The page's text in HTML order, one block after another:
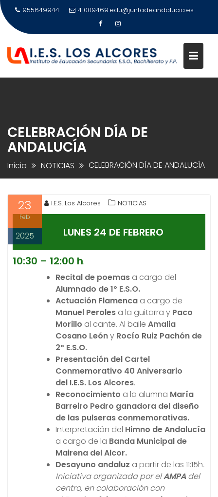
Saltar
al
contenido
955649944 41009469.edu@juntadeandalucia.es
CELEBRACIÓN DÍA DE
ANDALUCÍA
Inicio NOTICIAS CELEBRACIÓN DÍA DE ANDALUCÍA
23
Feb
2025
I.E.S. Los Alcores NOTICIAS
LUNES 24 DE FEBRERO
10:30 – 12:00 h.
Recital de poemas a cargo del
Alumnado de 1º E.S.O.
Actuación Flamenca a cargo de
Manuel Peroles a la guitarra y Paco
Morillo al cante. Al baile Amalia
Cosano Leóny Rocío Ruiz Pachón de
2º E.S.O.
Presentación del Cartel
Conmemorativo 40 Aniversario
del I.E.S. Los Alcores.
Reconocimiento a la alumna María
Barreiro Pedro ganadora del diseño
de las pulseras conmemorativas.
Interpretación del Himno de Andalucía
a cargo de la Banda Municipal de
Mairena del Alcor.
Desayuno andaluz a partir de las 11:15h.
Iniciativa organizada por elAMPA del
centro, en colaboración con